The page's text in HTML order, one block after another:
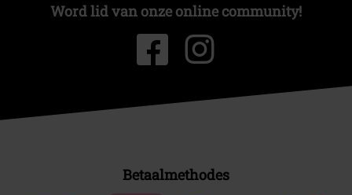
Word lid van onze online community!
Betaalmethodes